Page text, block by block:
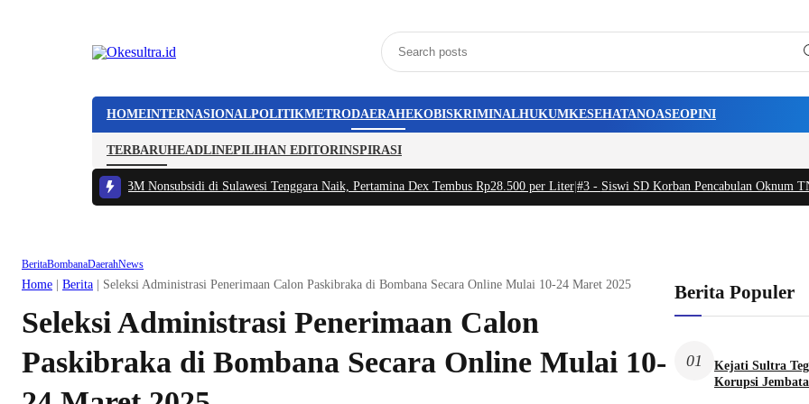
HOMEINTERNASIONALPOLITIKMETRODAERAHEKOBISKRIMINALHUKUMKESEHATANOASEOPINI
TERBARUHEADLINEPILIHAN EDITORINSPIRASI
Harga BBM Nonsubsidi di Sulawesi Tenggara Naik, Pertamina Dex Tembus Rp28.500 per Liter|#3 -Siswi SD Korban Pencabulan Oknum TNI di
BeritaBombanaDaerahNews
Home Berita Seleksi Administrasi Penerimaan Calon Paskibraka di Bombana Secara Online Mulai 10-24 Maret 2025
Seleksi Administrasi Penerimaan Calon
Paskibraka di Bombana Secara Online Mulai 10-
Berita Populer
01
Kejati Sultra
Korupsi